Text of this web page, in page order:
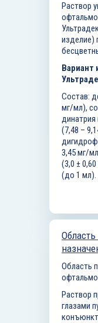
Раствор
изделие)
Вариант
Состав:
мг/мл),
(7,48 –
3,45 мг/
(3,0 ±
(до 1 мл).
Область
Раствор
глазами